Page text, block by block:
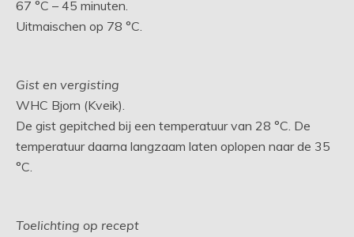
67 °C – 45 minuten.
Uitmaischen op 78 °C.
Gist en vergisting
WHC Bjorn (Kveik).
De gist gepitched bij een temperatuur van 28 °C. De
temperatuur daarna langzaam laten oplopen naar de 35
°C.
Toelichting op recept